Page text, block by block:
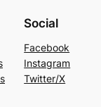
Social
Facebook
Instagram
Twitter/X